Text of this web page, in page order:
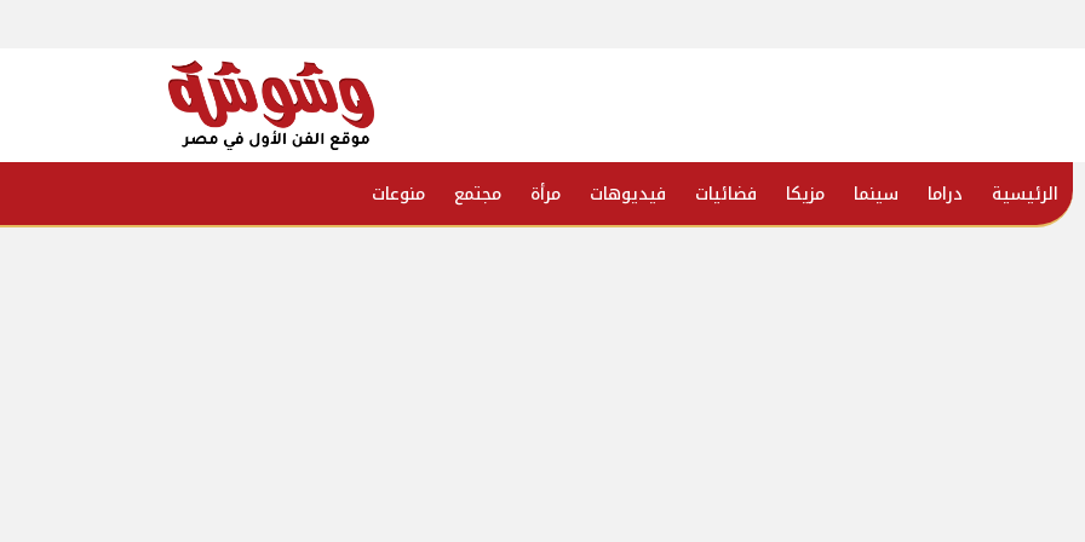
الرئيسية دراما سينما مزيكا فضائيات فيديوهات مرأة مجتمع منوعات